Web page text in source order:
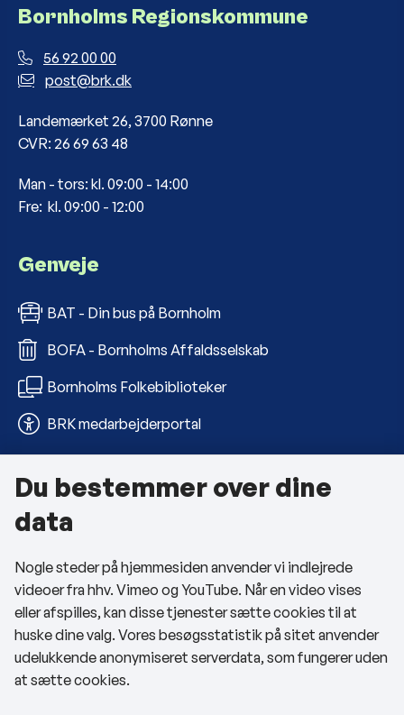
Bornholms Regionskommune
56 92 00 00
post@brk.dk
Landemærket 26, 3700 Rønne
CVR: 26 69 63 48
Man - tors: kl. 09:00 - 14:00
Fre: kl. 09:00 - 12:00
Genveje
BAT - Din bus på Bornholm
BOFA - Bornholms Affaldsselskab
Bornholms Folkebiblioteker
BRK medarbejderportal
Om kommunen
Kontakt os
Telefon- og åbningstider
Tilgængelighedserklæring
Privatlivspolitik
Cookies
Du bestemmer over dine
data
Nogle steder på hjemmesiden anvender vi indlejrede
videoer fra hhv. Vimeo og YouTube. Når en video vises
eller afspilles, kan disse tjenester sætte cookies til at
huske dine valg. Vores besøgsstatistik på sitet anvender
udelukkende anonymiseret serverdata, som fungerer uden
at sætte cookies.